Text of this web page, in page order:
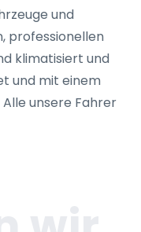
und
professionellen
klimatisiert und
und mit einem
unsere Fahrer